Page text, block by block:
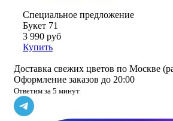
Специальное предложение
Букет 71
3 990 руб
Купить
Доставка свежих цветов по Москве
Оформление заказов до 20:00
Ответим за 5 минут